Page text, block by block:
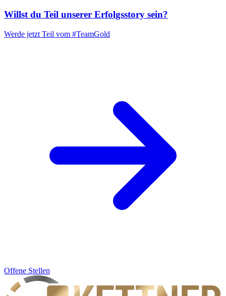
Willst du Teil unserer Erfolgsstory sein?
Werde jetzt Teil vom #TeamGold
Offene Stellen